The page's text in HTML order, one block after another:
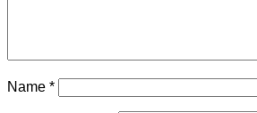
Name *